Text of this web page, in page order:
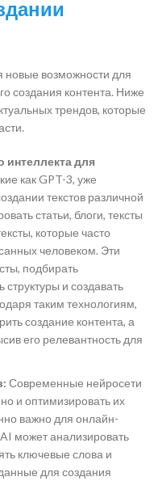
новые возможности для
создания контента. Ниже
трендов, которые
интеллекта для
как GPT-3, уже
текстов различной
статьи, блоги, тексты
которые часто
человеком. Эти
подбирать
и создавать
таким технологиям,
создание контента, а
его релевантность для
Современные нейросети
но и оптимизировать их
важно для онлайн-
может анализировать
ключевые слова и
для создания